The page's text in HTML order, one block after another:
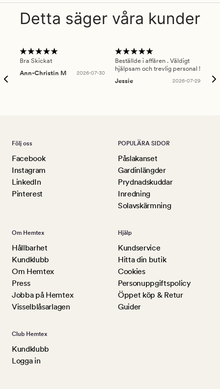
Detta säger våra kunder
Bra Skickat
Ann-Christin M
2026-07-30
Beställde i affären . Väldigt
hjälpsam och trevlig personal !
Jessie
2026-07-29
Följ oss
Facebook
Instagram
LinkedIn
Pinterest
POPULÄRA SIDOR
Påslakanset
Gardinlängder
Prydnadskuddar
Inredning
Solavskärmning
Om Hemtex
Hållbarhet
Kundklubb
Om Hemtex
Press
Jobba på Hemtex
Visselblåsarlagen
Hjälp
Kundservice
Hitta din butik
Cookies
Personuppgiftspolicy
Öppet köp & Retur
Guider
Club Hemtex
Kundklubb
Logga in